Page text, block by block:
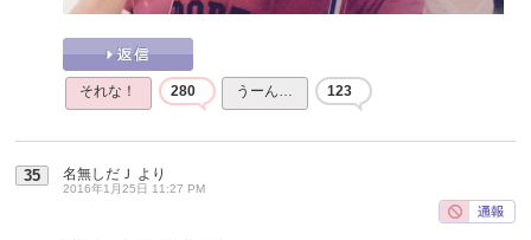
それな！ 280 うーん… 123
35 名無しだＪ より
2016年1月25日 11:27 PM